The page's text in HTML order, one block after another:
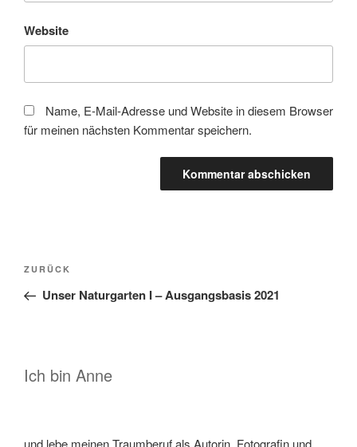
Website
Name, E-Mail-Adresse und Website in diesem Browser
für meinen nächsten Kommentar speichern.
Beitragsnavigation
Vorheriger
Beitrag
ZURÜCK
Unser Naturgarten I – Ausgangsbasis 2021
Ich bin Anne
und lebe meinen Traumberuf als Autorin, Fotografin und